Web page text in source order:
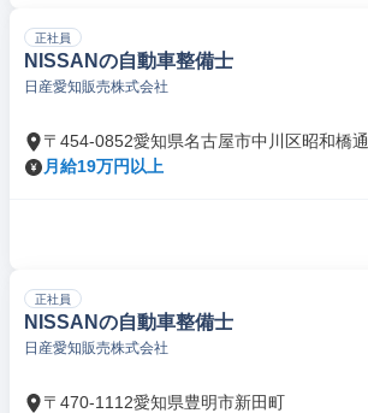
正社員
NISSANの自動車整備士
日産愛知販売株式会社
〒454-0852愛知県名古屋市中川区昭和橋通
月給19万円以上
正社員
NISSANの自動車整備士
日産愛知販売株式会社
〒470-1112愛知県豊明市新田町